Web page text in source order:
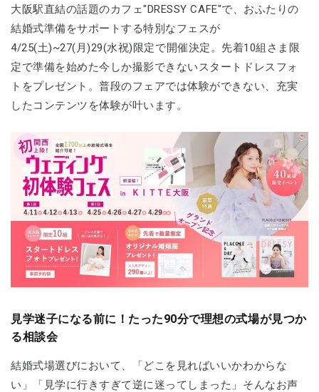
大阪駅直結の話題のカフェ"DRESSY CAFE"で、おふたりの
結婚式準備をサポートする特別なフェスが
4/25(土)~27(月)29(水祝)限定で開催決定。先着10組さま限
定で準備を始めた今しか撮影できないスタートドレスフォ
トをプレゼント。普段のフェアでは体験ができない、充実
したコンテンツを体験が叶います。
見学迷子になる前に！たった90分で理想の式場が見つか
る相談会
結婚式場選びにおいて、「どこを見ればいいかわからな
い」「見学に行きすぎて逆に迷ってしまった」そんなお声